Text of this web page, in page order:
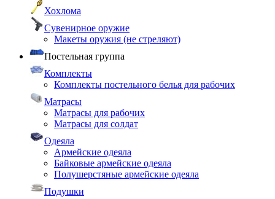
Хохлома
Сувенирное оружие
Макеты оружия (не стреляют)
Постельная группа
Комплекты
Комплекты постельного белья для рабочих
Матрасы
Матрасы для рабочих
Матрасы для солдат
Одеяла
Армейские одеяла
Байковые армейские одеяла
Полушерстяные армейские одеяла
Подушки